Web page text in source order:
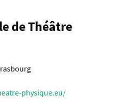
de Théâtre
physique.eu/